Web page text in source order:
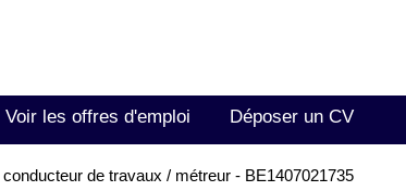
Voir les offres d'emploi Déposer un CV
de travaux / métreur - BE1407021735